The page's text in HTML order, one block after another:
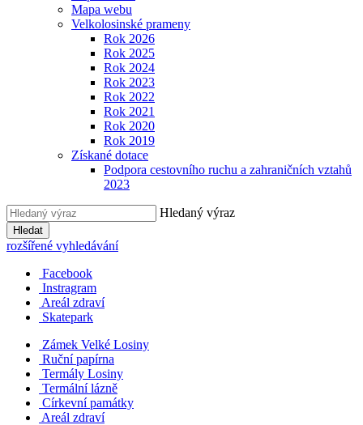
Mapa webu
Velkolosinské prameny
Rok 2026
Rok 2025
Rok 2024
Rok 2023
Rok 2022
Rok 2021
Rok 2020
Rok 2019
Získané dotace
Podpora cestovního ruchu a zahraničních vztahů
2023
Hledaný výraz
Hledat
rozšířené vyhledávání
Facebook
Instragram
Areál zdraví
Skatepark
Zámek Velké Losiny
Ruční papírna
Termály Losiny
Termální lázně
Církevní památky
Areál zdraví